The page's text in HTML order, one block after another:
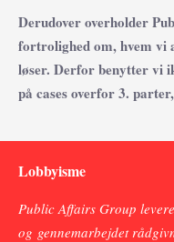
Derudover overholder
fortrolighed om, hvem vi
løser. Derfor benytter vi
på cases overfor 3.
Lobbyisme
Public Affairs Group
og gennemarbejdet